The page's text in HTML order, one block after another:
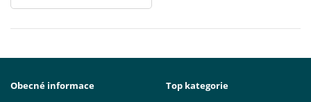
Obecné informace
Top kategorie